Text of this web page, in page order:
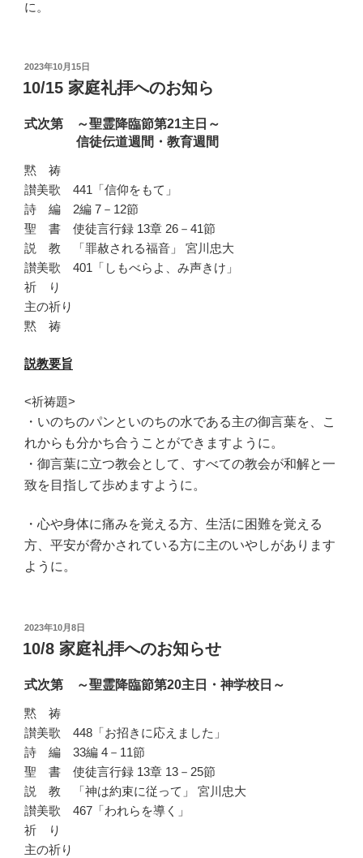
に。
投
稿
日:
2023年10月15日
10/15 家庭礼拝へのお知ら
式次第 ～聖霊降臨節第21主日～
信徒伝道週間・教育週間
黙 祷
讃美歌 441「信仰をもて」
詩 編 2編 7－12節
聖 書 使徒言行録 13章 26－41節
説 教 「罪赦される福音」 宮川忠大
讃美歌 401「しもべらよ、み声きけ」
祈 り
主の祈り
黙 祷
説教要旨
<祈祷題>
・いのちのパンといのちの水である主の御言葉を、
こ
れからも分かち合うことができますように。
・御言葉に立つ教会として、 すべての教会が和解と一
致を目指して歩めますように。
・心や身体に痛みを覚える方、生活に困難を覚える
方、 平安が脅かされている方に主のいやしがあります
ように。
投
稿
日:
2023年10月8日
10/8 家庭礼拝へのお知らせ
式次第 ～聖霊降臨節第20主日・神学校日～
黙 祷
讃美歌 448「お招きに応えました」
詩 編 33編 4－11節
聖 書 使徒言行録 13章 13－25節
説 教 「神は約束に従って」 宮川忠大
讃美歌 467「われらを導く」
祈 り
主の祈り